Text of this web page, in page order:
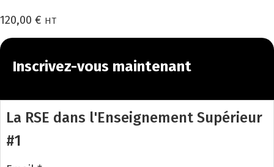
120,00 € HT
Inscrivez-vous maintenant
La RSE dans l'Enseignement Supérieur
#1